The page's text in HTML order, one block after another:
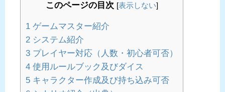
このページの目次 [表示しない]
1 ゲームマスター紹介
2 システム紹介
3 プレイヤー対応（人数・初心者可否）
4 使用ルールブック及びダイス
5 キャラクター作成及び持ち込み可否